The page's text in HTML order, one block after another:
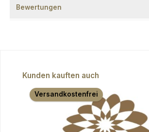
Bewertungen
Produktgalerie überspringen
Kunden kauften auch
Versandkostenfrei